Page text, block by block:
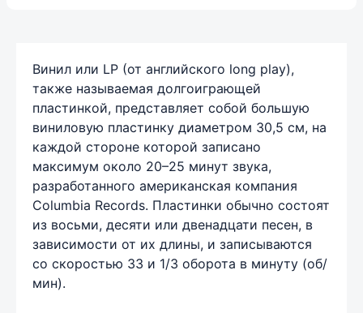
Винил или LP (от английского long play),
также называемая долгоиграющей
пластинкой, представляет собой большую
виниловую пластинку диаметром 30,5 см, на
каждой стороне которой записано
максимум около 20–25 минут звука,
разработанного американская компания
Columbia Records. Пластинки обычно состоят
из восьми, десяти или двенадцати песен, в
зависимости от их длины, и записываются
со скоростью 33 и 1/3 оборота в минуту (об/
мин).